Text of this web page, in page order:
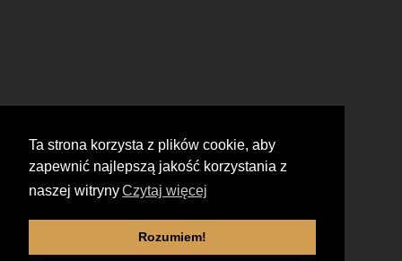
Ta strona korzysta z plików cookie, aby
zapewnić najlepszą jakość korzystania z
naszej witrynyCzytaj więcej
Rozumiem!